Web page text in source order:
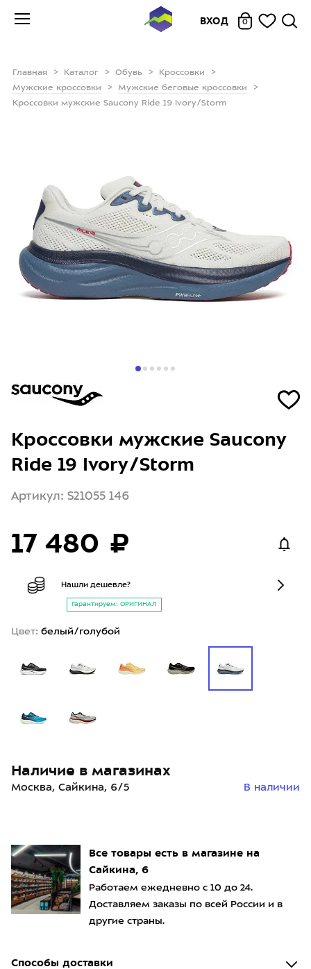
ВХОД 0
Главная Каталог Обувь
Кроссовки
Мужские кроссовки
Мужские беговые кроссовки
Кроссовки мужские Saucony Ride 19 Ivory/Storm
Все товары есть в магазине на
Сайкина, 6
Работаем ежедневно с 10 до 24.
Доставляем заказы по всей России и в
другие страны.
Способы доставки
Кроссовки мужские Saucony
Ride 19 Ivory/Storm
Артикул: S21055 146
17 480 ₽
Нашли дешевле?
Гарантируем: ОРИГИНАЛ
Цвет: белый/голубой
Наличие в магазинах
Москва, Сайкина, 6/5 В наличии